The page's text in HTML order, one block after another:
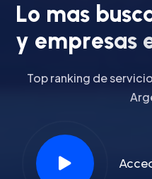
Lo mas busc
y empresas
Top ranking de